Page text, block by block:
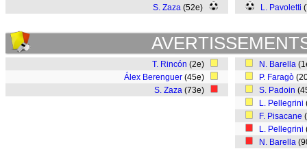
S. Zaza (52e) L. Pavoletti
T. Rincón (2e)
Álex Berenguer (45e)
S. Zaza (73e)
N. Barella
P. Faragò
S. Padoin
L. Pellegrini
F. Pisacane
L. Pellegrini
N. Barella